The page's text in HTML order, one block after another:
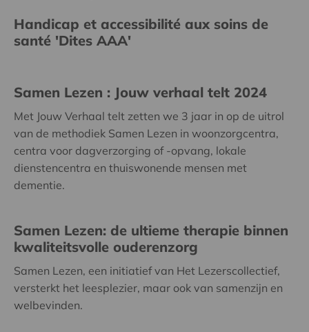
Handicap et accessibilité aux soins de
santé 'Dites AAA'
Samen Lezen : Jouw verhaal telt 2024
Met Jouw Verhaal telt zetten we 3 jaar in op de uitrol
van de methodiek Samen Lezen in woonzorgcentra,
centra voor dagverzorging of -opvang, lokale
dienstencentra en thuiswonende mensen met
dementie.
Samen Lezen: de ultieme therapie binnen
kwaliteitsvolle ouderenzorg
Samen Lezen, een initiatief van Het Lezerscollectief,
versterkt het leesplezier, maar ook van samenzijn en
welbevinden.